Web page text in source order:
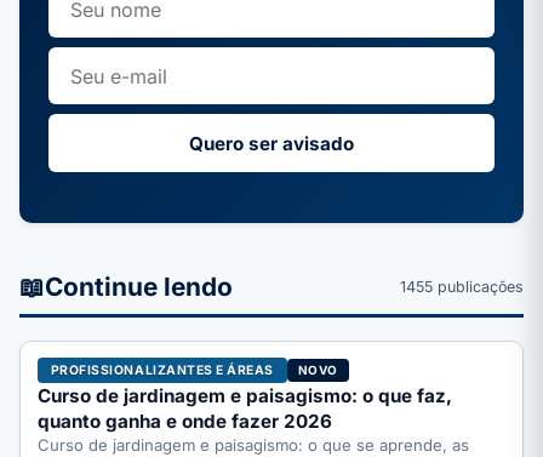
Quero ser avisado
📖Continue lendo 1455 publicações
PROFISSIONALIZANTES E ÁREAS NOVO
Curso de jardinagem e paisagismo: o que faz,
quanto ganha e onde fazer 2026
Curso de jardinagem e paisagismo: o que se aprende, as